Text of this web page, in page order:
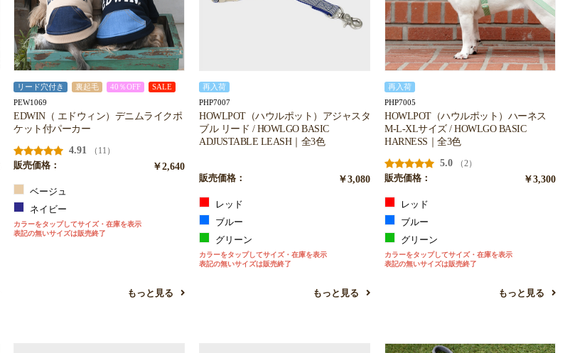
リード穴付き 裏起毛 40％OFF SALE
PEW1069
EDWIN（ エドウィン）デニムライクポ
ケット付パーカー
4.91
（11）
販売価格：
￥2,640
ベージュ
ネイビー
カラーをタップしてサイズ・在庫を表示
表記の無いサイズは販売終了
もっと見る
再入荷
PHP7007
HOWLPOT（ハウルポット）アジャスタ
ブル リード / HOWLGO BASIC
ADJUSTABLE LEASH｜全3色
販売価格： ￥3,080
レッド
ブルー
グリーン
カラーをタップしてサイズ・在庫を表示
表記の無いサイズは販売終了
もっと見る
再入荷
PHP7005
HOWLPOT（ハウルポット）ハーネス
M-L-XLサイズ / HOWLGO BASIC
HARNESS｜全3色
5.0
（2）
販売価格：
￥3,300
レッド
ブルー
グリーン
カラーをタップしてサイズ・在庫を表示
表記の無いサイズは販売終了
もっと見る